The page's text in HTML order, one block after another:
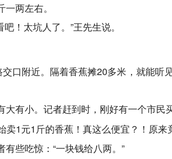
两左右。
！太坑人了。”王先生说。
口附近。隔着香蕉摊20多米，就能听
有小。记者赶到时，刚好有一个市民
些吃惊：“一块钱给八两。”